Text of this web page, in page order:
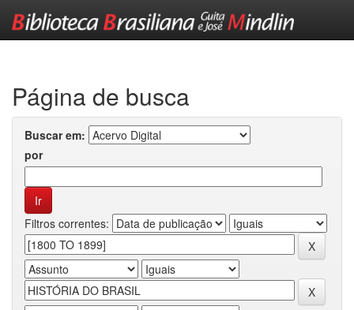
Página de busca
Buscar em:
por
Filtros correntes: